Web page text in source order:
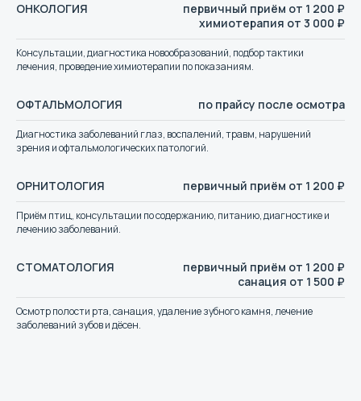
ОНКОЛОГИЯ
первичный приём от 1 200 ₽
химиотерапия от 3 000 ₽
Консультации, диагностика новообразований, подбор тактики
лечения, проведение химиотерапии по показаниям.
ОФТАЛЬМОЛОГИЯ по прайсу после осмотра
Диагностика заболеваний глаз, воспалений, травм, нарушений
зрения и офтальмологических патологий.
ОРНИТОЛОГИЯ первичный приём от 1 200 ₽
Приём птиц, консультации по содержанию, питанию, диагностике и
лечению заболеваний.
СТОМАТОЛОГИЯ
первичный приём от 1 200 ₽
санация от 1 500 ₽
Осмотр полости рта, санация, удаление зубного камня, лечение
заболеваний зубов и дёсен.
Нажимая кнопку «Отправить», вы соглашаетесь на
заменяет очный осмотр врача.
Отправить заявку